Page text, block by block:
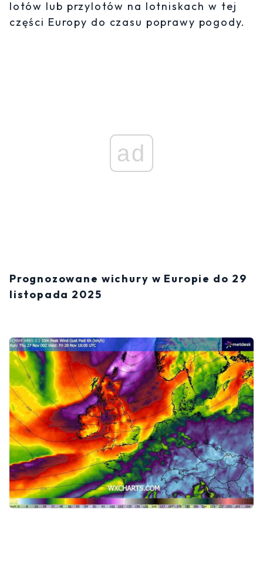
lotów lub przylotów na lotniskach w tej
części Europy do czasu poprawy pogody.
ad
Prognozowane wichury w Europie do 29
listopada 2025